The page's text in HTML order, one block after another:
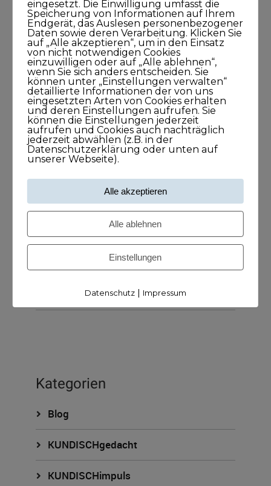
Meine Podcasts
Andreas Dämon ist der Geburtshelfer
für Lösungen
26. November 2021
1Stunde1Minuten
Frank O. Reiss bringt Menschen
zusammen
43Minuten
Larissa Wasserthal sagt: Alles beginnt
bei Dir selbst
15. April 2021
Kategorien
Blog
KUNDISCHgedacht
KUNDISCHimpuls
eingesetzt. Die Einwilligung umfasst die
Speicherung von Informationen auf Ihrem
Endgerät, das Auslesen personenbezogener
Daten sowie deren Verarbeitung. Klicken Sie
auf „Alle akzeptieren“, um in den Einsatz
von nicht notwendigen Cookies
einzuwilligen oder auf „Alle ablehnen“,
wenn Sie sich anders entscheiden. Sie
können unter „Einstellungen verwalten“
detaillierte Informationen der von uns
eingesetzten Arten von Cookies erhalten
und deren Einstellungen aufrufen. Sie
können die Einstellungen jederzeit
aufrufen und Cookies auch nachträglich
jederzeit abwählen (z.B. in der
Datenschutzerklärung oder unten auf
unserer Webseite).
Alle akzeptieren
Alle ablehnen
Einstellungen
Datenschutz| Impressum